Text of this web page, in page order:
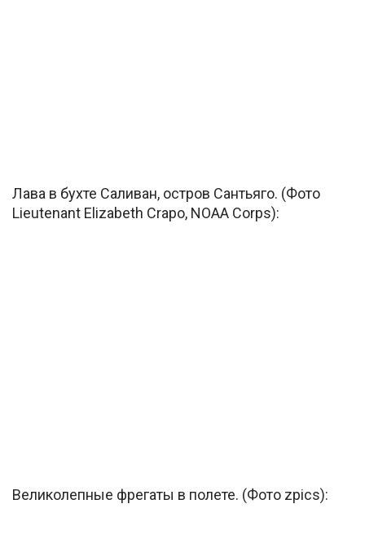
Лава в бухте Саливан, остров Сантьяго. (Фото
Lieutenant Elizabeth Crapo, NOAA Corps):
Великолепные фрегаты в полете. (Фото zpics):